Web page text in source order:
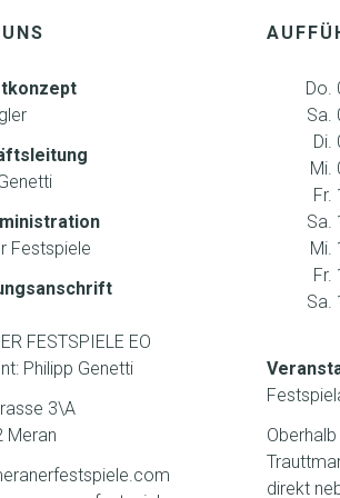
Festspiele
FESTSPIELE EO
Philipp Genetti
3\A
Meran
Do.
Sa.
Di.
Mi.
Fr.
Sa.
Mi.
Fr.
Sa.
direkt